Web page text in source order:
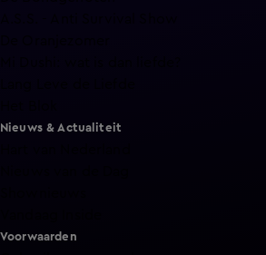
Nieuws & Actualiteit
Voorwaarden